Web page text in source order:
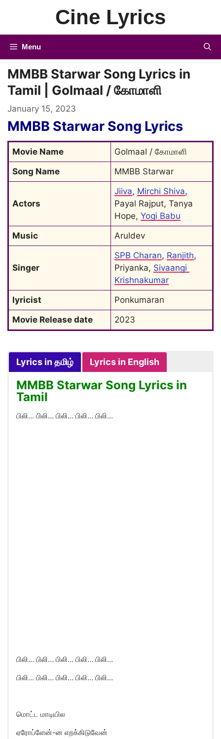
Cine Lyrics
Menu
MMBB Starwar Song Lyrics in
Tamil | Golmaal / கோமாளி
January 15, 2023
MMBB Starwar Song Lyrics
Movie Name
Golmaal / கோமாளி
Song Name
MMBB Starwar
Actors
Jiiva, Mirchi Shiva,
Payal Rajput, Tanya
Hope, Yogi Babu
Music
Aruldev
Singer
SPB Charan, Ranjith,
Priyanka, Sivaangi
Krishnakumar
lyricist
Ponkumaran
Movie Release date
2023
Lyrics in தமிழ் Lyrics in English
MMBB Starwar Song Lyrics in
Tamil
பிலி… பிலி… பிலி… பிலி… பிலி…
பிலி… பிலி… பிலி… பிலி… பிலி…
பிலி… பிலி… பிலி… பிலி… பிலி…
மொட்ட மாடியில
ஏரோப்ளேன்-ன எறக்கிடுவேன்